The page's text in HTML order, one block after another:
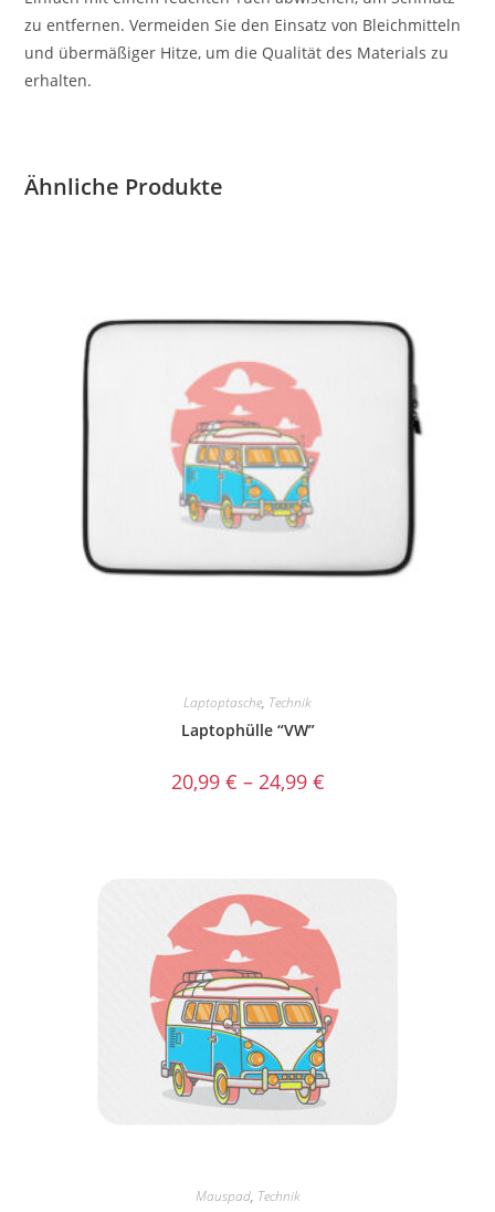
zu entfernen. Vermeiden Sie den Einsatz von Bleichmitteln
und übermäßiger Hitze, um die Qualität des Materials zu
erhalten.
Ähnliche Produkte
Laptoptasche, Technik
Laptophülle “VW”
20,99 € – 24,99 €
Mauspad, Technik